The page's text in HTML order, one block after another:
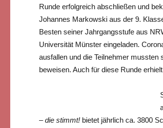
Runde erfolgreich abschließen und
Johannes Markowski aus der 9.
Besten seiner Jahrgangsstufe aus
Universität Münster eingeladen.
ausfallen und die Teilnehmer
beweisen. Auch für diese Runde
– die stimmt! bietet jährlich ca. 3800